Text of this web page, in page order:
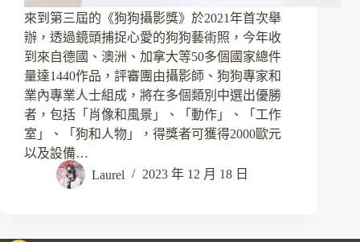
來到第三屆的《狗狗攝影獎》於2021年首次舉
辦，透過鏡頭捕捉心愛的狗狗藝術照，今年收
到來自德國、澳洲、加拿大等50多個國家總件
量達1440作品，評審團由攝影師、狗狗專家和
業內專業人士組成，將在多個類別中選出優勝
者，包括「肖像和風景」、「動作」、「工作
室」、「狗和人物」，得獎者可獲得2000歐元
以及設備…
Laurel
2023 年 12 月 18 日